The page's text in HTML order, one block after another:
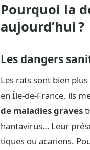
Pourquoi la
aujourd’hui ?
Les dangers
Les rats sont bien
en Île-de-France, ils
de maladies graves
hantavirus… Leur
tiques ou acariens.